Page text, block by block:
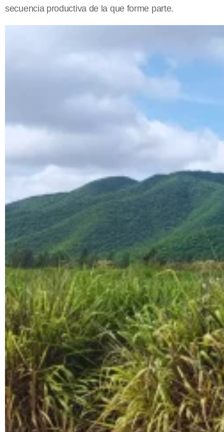
secuencia productiva de la que forme parte.